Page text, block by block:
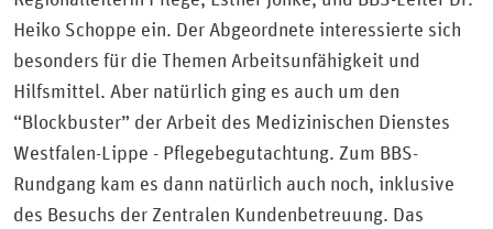
Heiko Schoppe ein. Der Abgeordnete interessierte sich
besonders für die Themen Arbeitsunfähigkeit und
Hilfsmittel. Aber natürlich ging es auch um den
“Blockbuster” der Arbeit des Medizinischen Dienstes
Westfalen-Lippe - Pflegebegutachtung. Zum BBS-
Rundgang kam es dann natürlich auch noch, inklusive
des Besuchs der Zentralen Kundenbetreuung. Das